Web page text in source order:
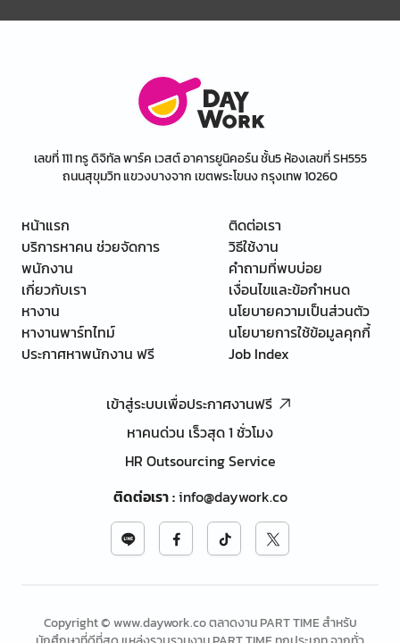
เลขที่ 111 ทรู ดิจิทัล พาร์ค เวสต์ อาคารยูนิคอร์น ชั้น5 ห้องเลขที่ SH555
ถนนสุขุมวิท แขวงบางจาก เขตพระโขนง กรุงเทพ 10260
หน้าแรก
บริการหาคน ช่วยจัดการ
พนักงาน
เกี่ยวกับเรา
หางาน
หางานพาร์ทไทม์
ประกาศหาพนักงาน ฟรี
ติดต่อเรา
วิธีใช้งาน
คำถามที่พบบ่อย
เงื่อนไขและข้อกำหนด
นโยบายความเป็นส่วนตัว
นโยบายการใช้ข้อมูลคุกกี้
Job Index
เข้าสู่ระบบเพื่อประกาศงานฟรี
หาคนด่วน เร็วสุด 1 ชั่วโมง
HR Outsourcing Service
ติดต่อเรา:info@daywork.co
Copyright © www.daywork.co ตลาดงาน PART TIME สำหรับ